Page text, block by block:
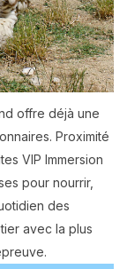
offre déjà une
Proximité
VIP Immersion
pour nourrir,
des
avec la plus